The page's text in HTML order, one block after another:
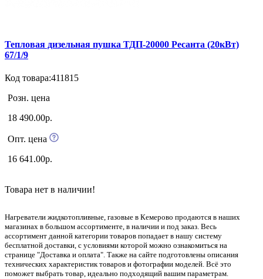
Тепловая дизельная пушка ТДП-20000 Ресанта (20кВт)
67/1/9
Код товара:411815
Розн. цена
18 490.00р.
Опт. цена
16 641.00р.
Товара нет в наличии!
Нагреватели жидкотопливные, газовые в Кемерово продаются в наших
магазинах в большом ассортименте, в наличии и под заказ. Весь
ассортимент данной категории товаров попадает в нашу систему
бесплатной доставки, с условиями которой можно ознакомиться на
странице "Доставка и оплата". Также на сайте подготовлены описания
технических характеристик товаров и фотографии моделей. Всё это
поможет выбрать товар, идеально подходящий вашим параметрам.